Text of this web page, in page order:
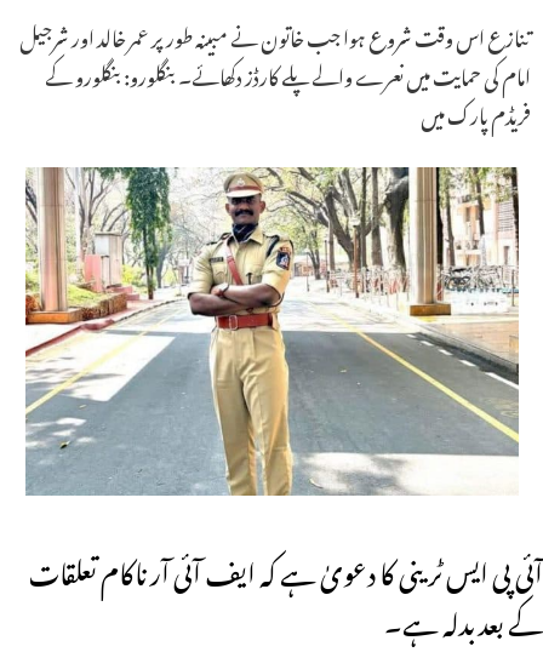
تنازع اس وقت شروع ہوا جب خاتون نے مبینہ طور پر عمر خالد اور شرجیل
امام کی حمایت میں نعرے والے پلے کارڈز دکھائے۔ بنگلورو: بنگلورو کے
فریڈم پارک میں
آئی پی ایس ٹرینی کا دعویٰ ہے کہ ایف آئی آر ناکام تعلقات
کے بعد بدلہ ہے۔